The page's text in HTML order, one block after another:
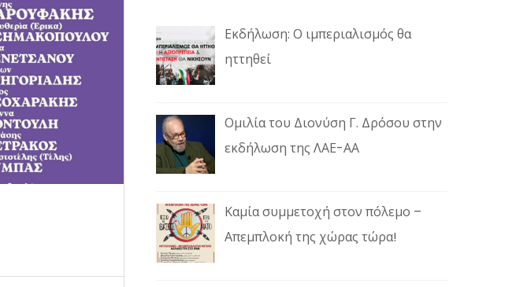
Εκδήλωση: Ο ιμπεριαλισμός θα
ηττηθεί
Ομιλία του Διονύση Γ. Δρόσου στην
εκδήλωση της ΛΑΕ-ΑΑ
Καμία συμμετοχή στον πόλεμο –
Απεμπλοκή της χώρας τώρα!